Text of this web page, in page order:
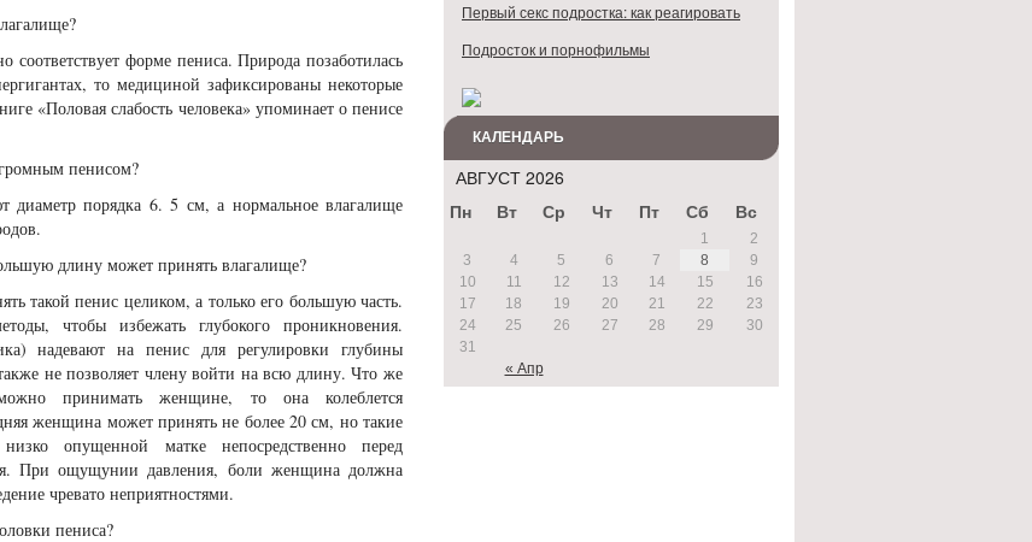
форме пениса. Природа позаботилась
то медициной зафиксированы некоторые
«Половая слабость человека» упоминает о пенисе
пенисом?
порядка 6. 5 см, а нормальное влагалище
длину может принять влагалище?
такой пенис целиком, а только его большую часть.
чтобы избежать глубокого проникновения.
надевают на пенис для регулировки глубины
не позволяет члену войти на всю длину. Что же
принимать женщине, то она колеблется
женщина может принять не более 20 см, но такие
опущенной матке непосредственно перед
При ощущунии давления, боли женщина должна
чревато неприятностями.
пениса?
Первый секс подростка: как реагировать
Подросток и порнофильмы
КАЛЕНДАРЬ
АВГУСТ 2026
Пн
Вт Ср Чт Пт Сб Вс
« Апр
1
2
3
4 5 6 7 8
9
10
11 12 13 14 15
16
17
18 19 20 21 22
23
24
25 26 27 28 29
30
31